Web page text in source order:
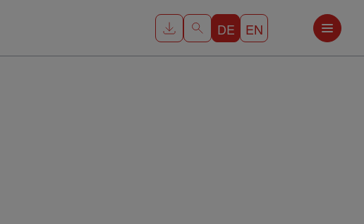
DE EN